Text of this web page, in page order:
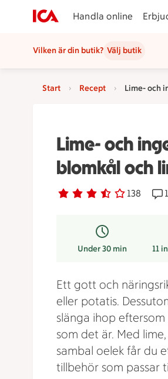
Handla online
Vilken är din butik? Välj butik
Start Recept Lime- och
Lime- och
blomkål och
Betyg 3.3 av 5. 138
138 personer har röstat 1
Under 30 min 11
Ett gott och
eller potatis.
slänga ihop
som det är. Med
sambal oelek får du
tillbehör som passar